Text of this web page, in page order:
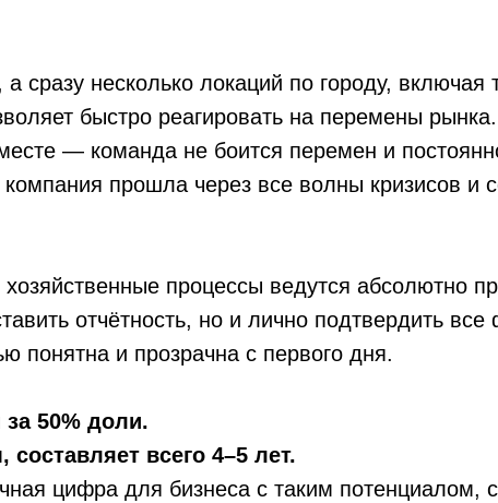
сразу несколько локаций по городу, включая
быстро реагировать на перемены рынка.
— команда не боится перемен и
прошла через все волны кризисов и
процессы ведутся абсолютно
отчётность, но и лично подтвердить
понятна и прозрачна с первого дня.
50% доли.
всего 4–5 лет.
цифра для бизнеса с таким потенциалом,